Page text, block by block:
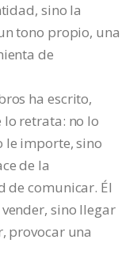
sino la
tono propio, una
de
ha escrito,
retrata: no lo
le importe, sino
de la
de comunicar. Él
sino llegar
provocar una